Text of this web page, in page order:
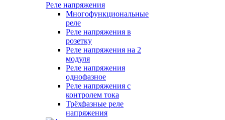
Реле напряжения
Многофункциональные
реле
Реле напряжения в
розетку
Реле напряжения на 2
модуля
Реле напряжения
однофазное
Реле напряжения с
контролем тока
Трёхфазные реле
напряжения